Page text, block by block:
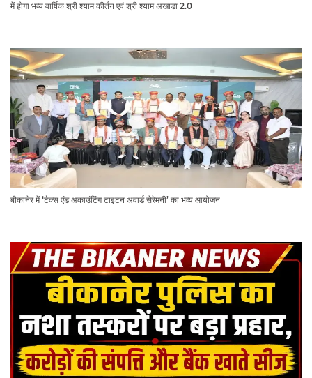
में होगा भव्य वार्षिक श्री श्याम कीर्तन एवं श्री श्याम अखाड़ा 2.0
बीकानेर में ‘टैक्स एंड अकाउंटिंग टाइटन अवार्ड सेरेमनी’ का भव्य आयोजन